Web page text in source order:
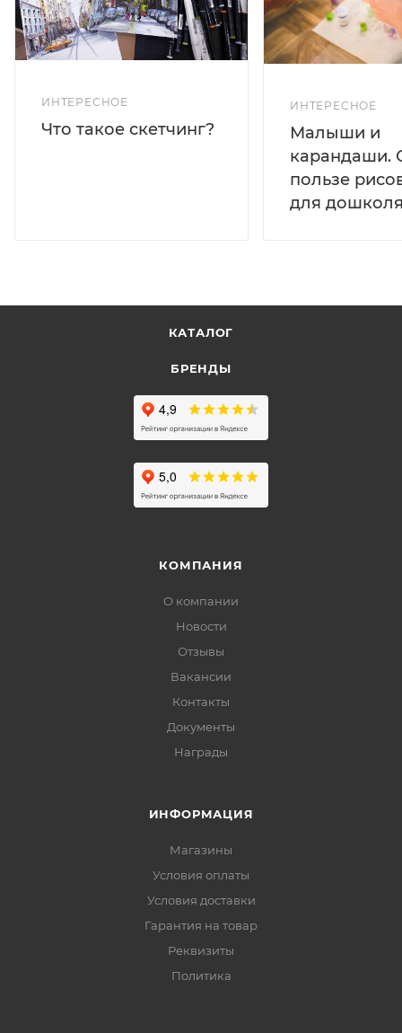
ИНТЕРЕСНОЕ
Что такое скетчинг?
ИНТЕРЕСНОЕ
Малыши и
карандаши.
пользе
для
КАТАЛОГ
БРЕНДЫ
КОМПАНИЯ
О компании
Новости
Отзывы
Вакансии
Контакты
Документы
Награды
ИНФОРМАЦИЯ
Магазины
Условия оплаты
Условия доставки
Гарантия на товар
Реквизиты
Политика